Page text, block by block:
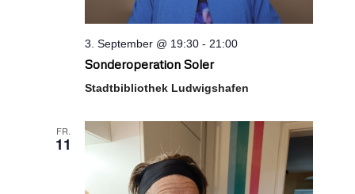
Sonderoperation Soler
3. September @ 19:30 - 21:00
Stadtbibliothek Ludwigshafen
FR.
11